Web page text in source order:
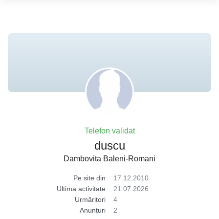
Telefon validat
duscu
Dambovita Baleni-Romani
Pe site din
17.12.2010
Ultima activitate
21.07.2026
Urmăritori
4
Anunțuri
2